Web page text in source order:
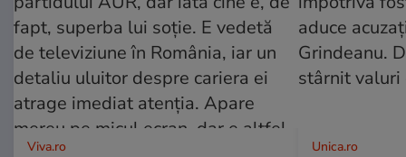
Viva.ro Unica.ro